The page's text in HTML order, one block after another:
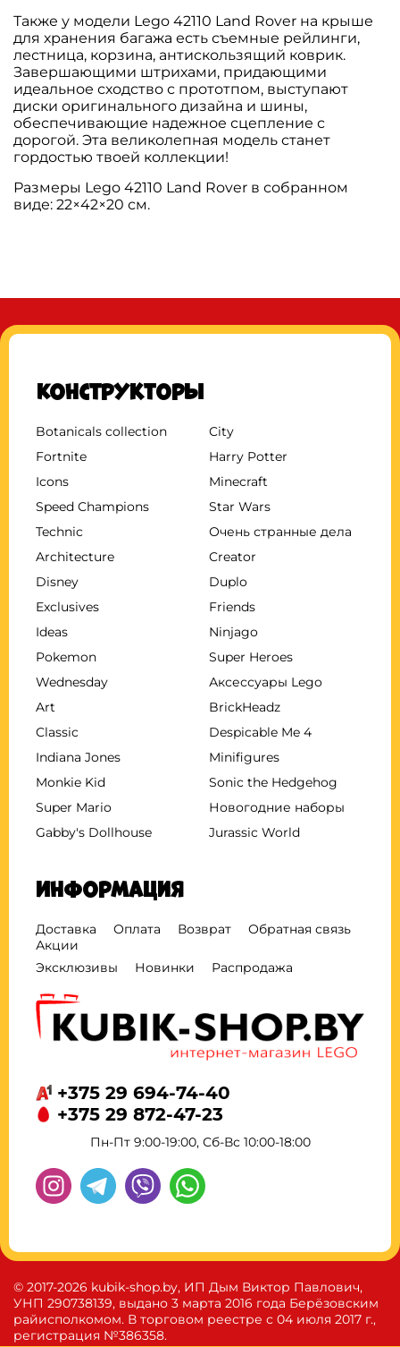
Также у модели Lego 42110 Land Rover на крыше
для хранения багажа есть съемные рейлинги,
лестница, корзина, антискользящий коврик.
Завершающими штрихами, придающими
идеальное сходство с прототпом, выступают
диски оригинального дизайна и шины,
обеспечивающие надежное сцепление с
дорогой. Эта великолепная модель станет
гордостью твоей коллекции!
Размеры Lego 42110 Land Rover в собранном
виде: 22×42×20 см.
Конструкторы
Botanicals collection
City
Fortnite
Harry Potter
Icons
Minecraft
Speed Champions
Star Wars
Technic
Очень странные дела
Architecture
Creator
Disney
Duplo
Exclusives
Friends
Ideas
Ninjago
Pokemon
Super Heroes
Wednesday
Аксессуары Lego
Art
BrickHeadz
Classic
Despicable Me 4
Indiana Jones
Minifigures
Monkie Kid
Sonic the Hedgehog
Super Mario
Новогодние наборы
Gabby's Dollhouse
Jurassic World
Информация
Доставка Оплата Возврат
Обратная связь
Акции
Эксклюзивы
Новинки Распродажа
+375 29 694-74-40
+375 29 872-47-23
Пн-Пт 9:00-19:00, Сб-Вс 10:00-18:00
© 2017-2026 kubik-shop.by, ИП Дым Виктор Павлович,
УНП 290738139, выдано 3 марта 2016 года Берёзовским
райисполкомом. В торговом реестре с 04 июля 2017 г.,
регистрация №386358.